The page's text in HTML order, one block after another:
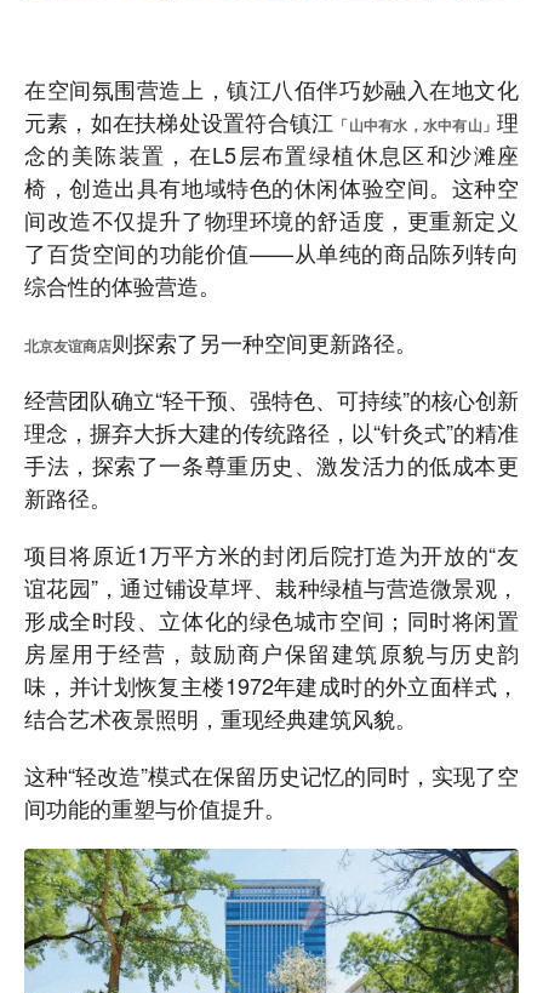
在空间氛围营造上，镇江八佰伴巧妙融入在地文化
元素，如在扶梯处设置符合镇江 「山中有水，水中有山」理
念的美陈装置，在L5层布置绿植休息区和沙滩座
椅，创造出具有地域特色的休闲体验空间。这种空
间改造不仅提升了物理环境的舒适度，更重新定义
了百货空间的功能价值——从单纯的商品陈列转向
综合性的体验营造。
北京友谊商店则探索了另一种空间更新路径。
经营团队确立“轻干预、强特色、可持续”的核心创新
理念，摒弃大拆大建的传统路径，以“针灸式”的精准
手法，探索了一条尊重历史、激发活力的低成本更
新路径。
项目将原近1万平方米的封闭后院打造为开放的“友
谊花园”，通过铺设草坪、栽种绿植与营造微景观，
形成全时段、立体化的绿色城市空间；同时将闲置
房屋用于经营，鼓励商户保留建筑原貌与历史韵
味，并计划恢复主楼1972年建成时的外立面样式，
结合艺术夜景照明，重现经典建筑风貌。
这种“轻改造”模式在保留历史记忆的同时，实现了空
间功能的重塑与价值提升。